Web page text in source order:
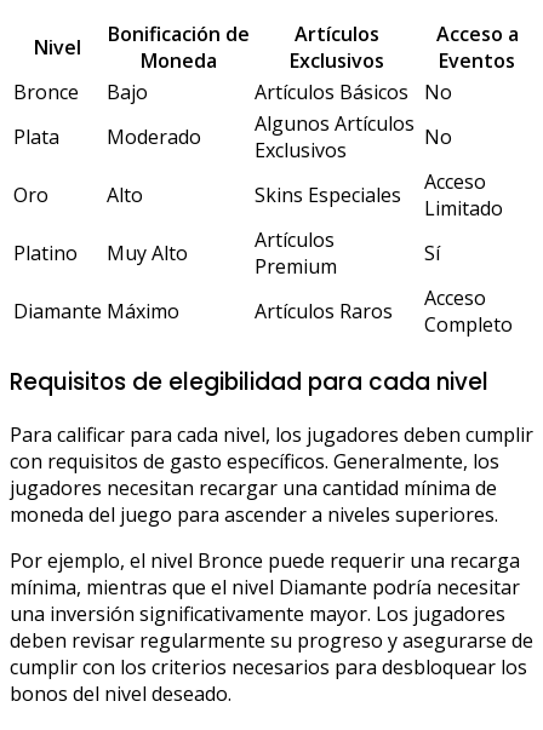
Nivel
Bonificación de
Moneda
Artículos
Exclusivos
Acceso a
Eventos
Bronce
Bajo Artículos Básicos
No
Plata
Moderado
Algunos Artículos
Exclusivos
No
Oro Alto Skins Especiales
Acceso
Limitado
Platino
Muy Alto
Artículos
Premium
Sí
Diamante Máximo Artículos Raros
Acceso
Completo
Requisitos de elegibilidad para cada nivel
Para calificar para cada nivel, los jugadores deben cumplir
con requisitos de gasto específicos. Generalmente, los
jugadores necesitan recargar una cantidad mínima de
moneda del juego para ascender a niveles superiores.
Por ejemplo, el nivel Bronce puede requerir una recarga
mínima, mientras que el nivel Diamante podría necesitar
una inversión significativamente mayor. Los jugadores
deben revisar regularmente su progreso y asegurarse de
cumplir con los criterios necesarios para desbloquear los
bonos del nivel deseado.